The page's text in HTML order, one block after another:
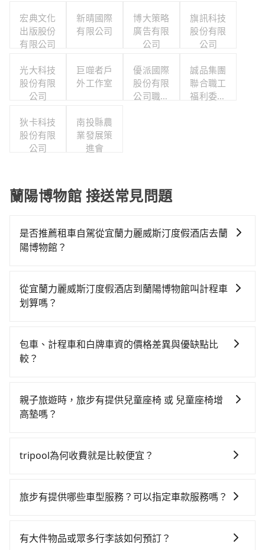
宏典文化
出版股份
有限公司
新晴國際
有限公司
博大策略
廣告有限
公司
旗訊科技
股份有限
公司
光大科技
股份有限
公司
巨噬者戶
外工作室
優派國際
股份有限
公司職工
誠品集團
聯合職工
福利委員
狄卡科技
股份有限
公司
南投縣農
業發展策
進會
蘭陽博物館 接送常見問題
是否推薦租車自駕從宜蘭力麗威斯汀度假酒店去蘭
陽博物館？
對的時間彈性，最重要的是你當天就要來回，那在宜蘭
路邊可隨租隨借的iRent應該是你最便宜選擇。註冊完
陽博物館的花費預估為$550~1,050（金額差異來自於平
假日、車款差異、抵達目的地後多久原路返回），雖已
基本的車型，如Toyota Yaris、Prius C、Vios這類乘坐
體驗較差的車款，如果人數超過四位，更是沒有較大的
或者撞凹的車門仍未被修理，每一次租車都好像在開樂
到停車位，對於急著用車或者要載其他乘客的人來說就
你的上下車地點仍有段距離，在遇到下雨天或者載行李
從宜蘭力麗威斯汀度假酒店到蘭陽博物館叫計程車
划算嗎？
灣大車隊、Uber、Line Taxi、Yoxi等。依照里程跳錶計
算，價格約為490~700元間。不過宜蘭縣僅有合法計程
蘭縣有些計程車司機不按錶計費，約有47%會採現場議
價，建議最好先上網預約，以免當場被坑受騙。雖然宜
費的風險，如你們人數在五人以上，分坐兩台計程車就
包車、計程車和白牌車資的價格差異與優缺點比
較？
包車：優點是搭乘舒適可以根據自己的需求安排時間和
地點上車較客製化。此外，司機還會提供各種旅遊建議
通塞車時亦會加收延遲費用，一般屬短程接駁為主。 -
事後也無法申訴退費。
親子旅遊時，旅步有提供兒童座椅 或 兒童座椅增
高墊嗎？
童座椅。每趟每個租金 NT$300。您可以在預定服務時
tripool為何收費就是比較便宜？
一次使用tripool的會擔心價格比市價便宜不少，是不是
淘汰顧客評分較低的司機，且車輛均要求5年內新車，司
旅步有提供哪些車型服務？可以指定車款服務嗎？
指定車款服務的需求，可以先將您的需先提供旅步，會
有大件物品或眾多行李該如何預訂？